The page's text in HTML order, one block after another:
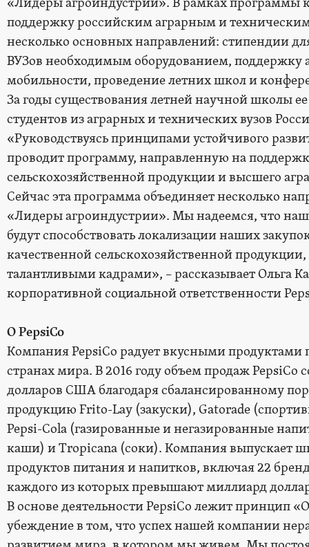
поддержку российским аграрным и
несколько основных направлений: стипендии
ВУЗов необходимым оборудованием, поддержку
мобильности, проведение летних школ и
За годы существования летней научной школы
студентов из аграрных и технических вузов
«Руководствуясь принципами устойчивого
проводит программу, направленную на
сельскохозяйственной продукции и высшего
Сейчас эта программа объединяет несколько
«Лидеры агроиндустрии». Мы надеемся, что
будут способствовать локализации наших
качественной сельскохозяйственной
талантливыми кадрами», – рассказывает Ольга
корпоративной социальной ответственности
ОPepsiCo
Компания PepsiCo радует вкусными продуктами
странах мира. В 2016 году объем продаж PepsiCo
долларов США благодаря сбалансированному
продукцию Frito-Lay (закуски), Gatorade
Pepsi-Cola (газированные и негазированные
каши) и Tropicana (соки). Компания выпускает
продуктов питания и напитков, включая 22
каждого из которых превышают миллиард
В основе деятельности PepsiCo лежит принцип
убеждение в том, что успех нашей компании